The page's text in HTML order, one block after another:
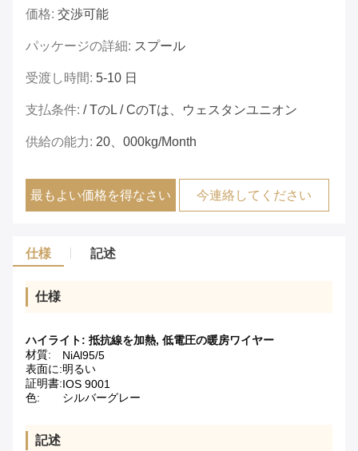
価格: 交渉可能
パッケージの詳細: スプール
受渡し時間: 5-10 日
支払条件: / TのL / CのTは、ウェスタンユニオン
供給の能力: 20、000kg/month
最もよい価格を得なさい 今連絡してください
仕様 記述
仕様
ハイライト: 抵抗線を加熱, 低電圧の暖房ワイヤー
材質:
NiAl95/5
表面に:明るい
証明書:IOS 9001
色:
シルバーグレー
記述